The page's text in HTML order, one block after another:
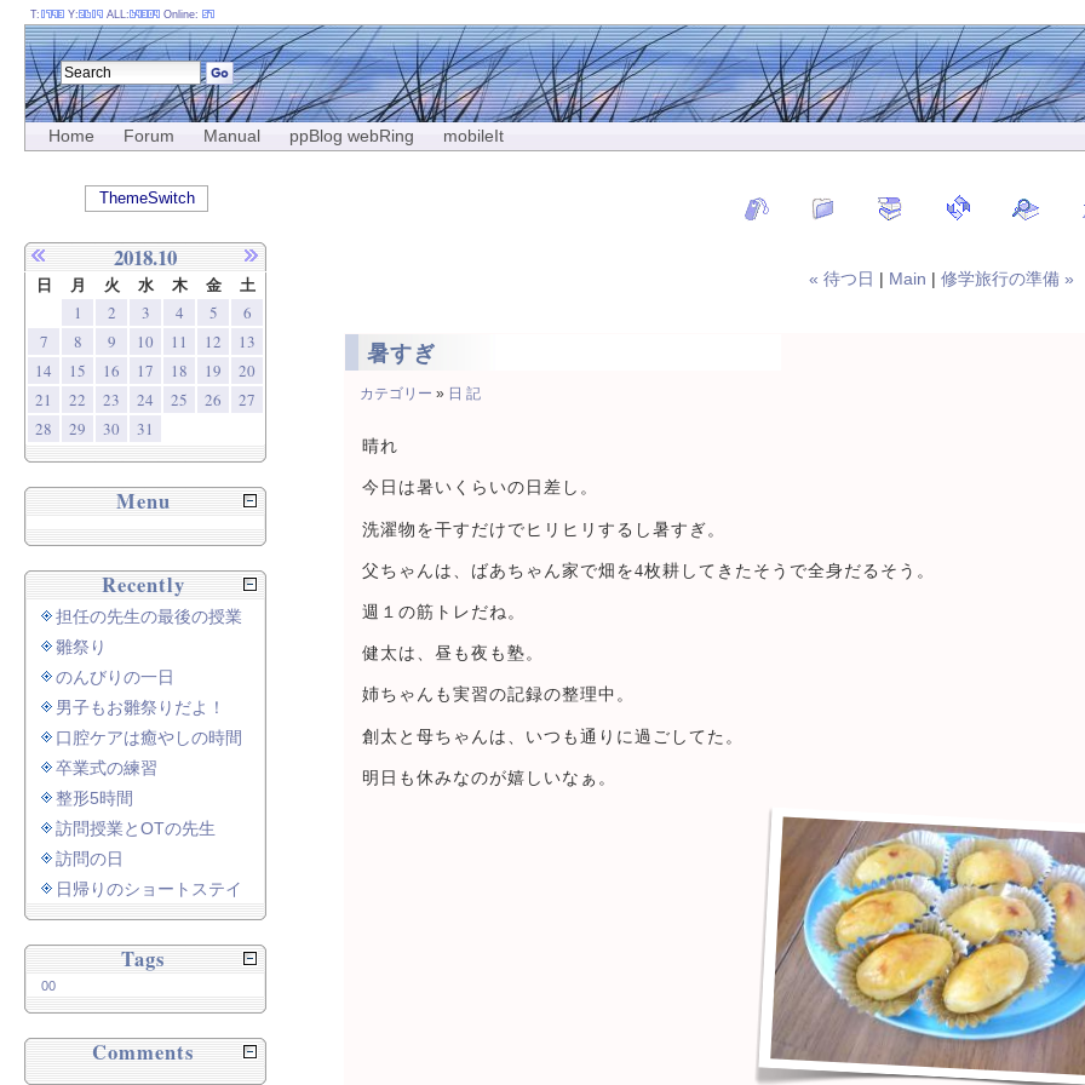
Home Forum Manual ppBlog webRing mobileIt
« 待つ日 | Main | 修学旅行の準備 »
暑すぎ
カテゴリー » 日 記
晴れ
今日は暑いくらいの日差し。
洗濯物を干すだけでヒリヒリするし暑すぎ。
父ちゃんは、ばあちゃん家で畑を4枚耕してきたそうで全身だるそう。
週１の筋トレだね。
健太は、昼も夜も塾。
姉ちゃんも実習の記録の整理中。
創太と母ちゃんは、いつも通りに過ごしてた。
明日も休みなのが嬉しいなぁ。
T: Y: ALL: Online:
ThemeSwitch
2018.10
日 月 火 水 木 金 土
1 2 3 4 5
6
7
8 9 10 11 12
13
14
15 16 17 18 19
20
21
22 23 24 25 26
27
28
29 30 31
Menu
Recently
担任の先生の最後の授業
雛祭り
のんびりの一日
男子もお雛祭りだよ！
口腔ケアは癒やしの時間
卒業式の練習
整形5時間
訪問授業とOTの先生
訪問の日
日帰りのショートステイ
Tags
00
Comments